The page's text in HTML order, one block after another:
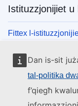
Dan is-sit
tal-politika
f’qiegħ
Istituzzjonijiet u
Fittex l-